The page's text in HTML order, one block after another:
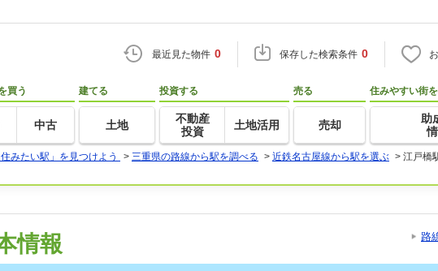
最近見た物件 0 保存した検索条件 0
買う
中古
建てる
土地
投資する
不動産
投資
土地活用
売る
売却
住みやすい街
助
住みたい駅」を見つけよう > 三重県の路線から駅を調べる > 近鉄名古屋線から駅を選ぶ > 江戸橋
情報 路